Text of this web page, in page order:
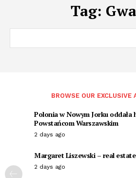
Tag:
BROWSE OUR EXCLUSIVE
Polonia w Nowym Jorku oddała
Powstańcom Warszawskim
2 days ago
Margaret Liszewski – real
2 days ago